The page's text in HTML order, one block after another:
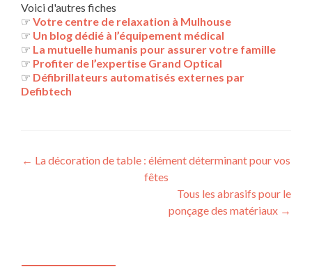
Voici d'autres fiches
☞ Votre centre de relaxation à Mulhouse
☞ Un blog dédié à l’équipement médical
☞ La mutuelle humanis pour assurer votre famille
☞ Profiter de l’expertise Grand Optical
☞ Défibrillateurs automatisés externes par
Defibtech
Navigation
← La décoration de table : élément déterminant pour vos
fêtes
Tous les abrasifs pour le
ponçage des matériaux →